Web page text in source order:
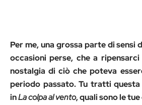
Per me, una grossa parte di sensi
occasioni perse, che a
nostalgia di ciò che poteva
periodo passato. Tu tratti
inLa colpa al vento, quali sono le